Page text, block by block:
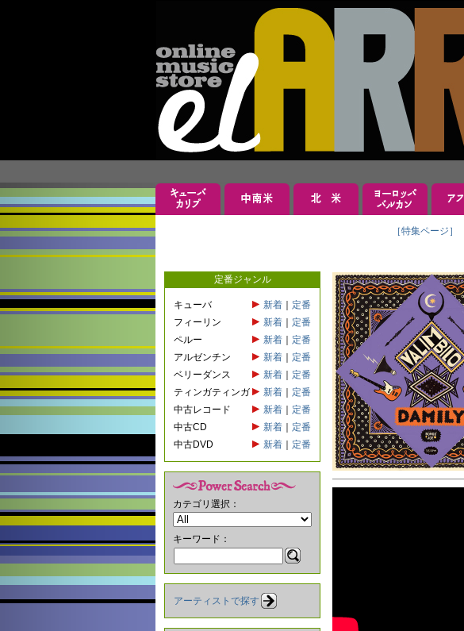
［特集ページ］
定番ジャンル
キューバ 新着
定番
フィーリン
新着
定番
ペルー
新着
定番
アルゼンチン
新着
定番
ベリーダンス
新着
定番
ティンガティンガ
新着
定番
中古レコード
新着
定番
中古CD
新着
定番
中古DVD
新着 定番
カテゴリ選択：
キーワード：
アーティストで探す